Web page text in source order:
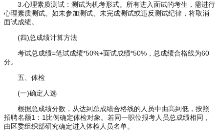
3.心理素质测试：测试为机考形式。所有进入面试的考生，需进行
心理素质测试。如未参加测试、未完成测试或违反测试纪律，将取消
面试成绩。
(四)总成绩计算方法
考试总成绩=笔试成绩*50%+面试成绩*50%，总成绩合格线为60
分。
五、体检
(一)确定人选
根据总成绩分数，从达到总成绩合格线的人员中由高到低，按照
招聘名额1：1比例确定体检对象。若同一职位报考人员总成绩相同，
由区委组织部研究确定进入体检人员名单。